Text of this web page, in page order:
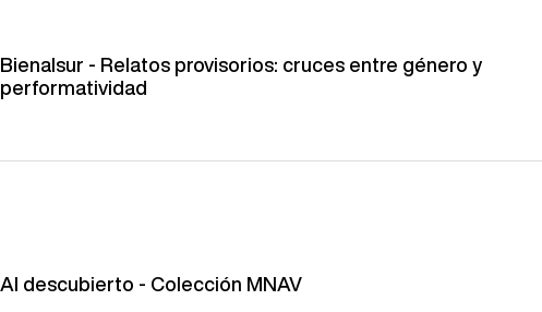
Bienalsur - Relatos provisorios: cruces entre género y
performatividad
Al descubierto - Colección MNAV